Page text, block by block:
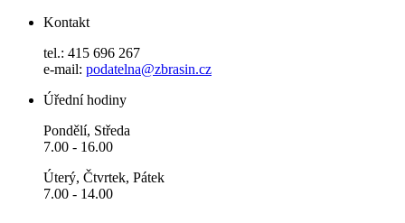
Kontakt
tel.: 415 696 267
e-mail: podatelna@zbrasin.cz
Úřední hodiny
Pondělí, Středa
7.00 - 16.00
Úterý, Čtvrtek, Pátek
7.00 - 14.00